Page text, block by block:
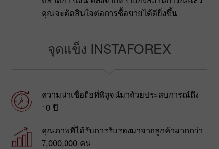
คุณจะตัดสินใจต่อการซื้อขายได้ดียิ่งขึ้น
จุดแข็ง INSTAFOREX
ความน่าเชื่อถือที่พิสูจน์มาด้วยประสบการณ์ถึง
10 ปี
คุณภาพที่ได้รับการรับรองมาจากลูกค้ามากกว่า
7,000,000 คน